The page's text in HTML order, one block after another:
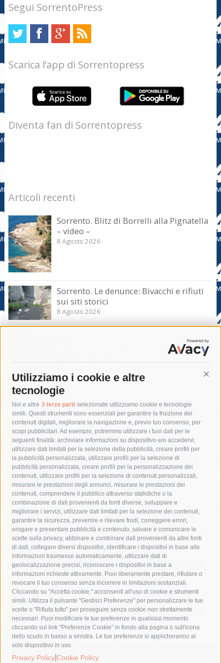
Utilizziamo i cookie e altre
tecnologie
Noi e altre 3 terze parti selezionate utilizziamo cookie e tecnologie
simili. Questi strumenti sono essenziali per garantire la fruizione dei
contenuti digitali, migliorare la navigazione e, previo tuo consenso, per
scopi pubblicitari. Ad esempio, potremmo utilizzare i tuoi dati per le
seguenti finalità: archiviare informazioni su dispositivo e/o accedervi,
utilizzare dati limitati per la selezione della pubblicità, creare profili per
la pubblicità personalizzata, utilizzare profili per la selezione di
pubblicità personalizzata, creare profili per la personalizzazione dei
contenuti, utilizzare profili per la selezione di contenuti personalizzati,
misurare le prestazioni degli annunci, misurare le prestazioni dei
contenuti, comprendere il pubblico attraverso statistiche o la
combinazione di dati provenienti da fonti diverse, sviluppare e
migliorare i servizi, utilizzare dati limitati per la selezione dei contenuti,
garantire la sicurezza, prevenire e rilevare frodi, correggere errori,
erogare e presentare pubblicità e contenuto, salvare e comunicare le
scelte sulla privacy, abbinare e combinare dati provenienti da altre fonti
di dati, collegare diversi dispositivi, identificare i dispositivi in base alle
informazioni trasmesse automaticamente, utilizzare dati di
geolocalizzazione precisi, riconoscere i dispositivi in base a
informazioni richieste attivamente. Puoi liberamente prestare, rifiutare o
revocare il tuo consenso senza incorrere in limitazioni sostanziali.
Cliccando su "Accetta cookie," acconsenti all'uso di cookie e strumenti
simili. Utilizza il pulsante "Gestisci Preferenze" per personalizzare le tue
scelte o "Rifiuta tutto" per proseguire senza cookie non strettamente
necessari. Puoi modificare le tue preferenze in qualsiasi momento
cliccando sul link "Preferenze Cookie" in fondo alla pagina o sull'icona
dello scudo in basso a sinistra. Le tue preferenze si applicheranno al
solo dispositivo in uso.
Privacy Policy Cookie Policy
Segui SorrentoPress
Scarica l’app di Sorrentopress
Diventa fan di Sorrentopress
Articoli recenti
Sorrento. Blitz di Borrelli alla Pignatella
– video –
8 Agosto 2026
Sorrento. Le denunce: Bivacchi e rifiuti
sui siti storici
8 Agosto 2026
Nostra”, odio social contro la giunta.
Tag
acqua allerta meteo
anas
area marina protetta di punta campanella
arresto
Asl Napoli 3 sud
capitaneria di porto capri
carabinieri
castellammare di stabia
circumvesuviana
comune di sorrento
concerto
contagi
costiera amalfitana
covid-19 eav
elezioni
fondazione sorrento
gori guardia costiera
incidente
lavori
lorenzo balducelli mare
massa lubrense
massimo coppola
Meta napoli
ordinanza
penisola sorrentina
piano di sorrento
polizia municipale
protezione civile
Regione Campania
sant'agnello
sindaco cuomo
sorrento studenti temporali
treni
turismo
Vico Equense villa fiorentino vincenzo de luca
© 2015 SorrentoPress. All rights reserved.